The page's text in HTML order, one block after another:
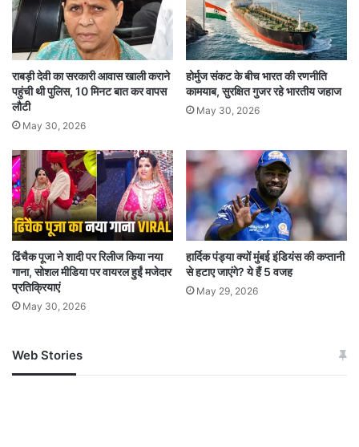
बांग्लादेश की पूर्व पीएम शेख हसीना अभी राजनीति संरक्षण के
तहत भारत में हैं.
बांग्लादेश में इस समय 12000 से 13000 भारतीय हैं. अभी
वहां की स्थिति इतनी भयावह नहीं है कि केंद्र सरकार वहां से
अपने नागरिकों को निकालने की मुहिम शुरू करे
राबड़ी देवी का सरकारी आवास खाली कराने
पहुंची थी पुलिस, 10 मिनट बात कर वापस
लौटी
May 30, 2026
होर्मुज संकट के बीच भारत की रणनीति
कामयाब, सुरक्षित गुजर रहे भारतीय जहाज
May 30, 2026
ढिंचैक पूजा ने शादी पर रिलीज किया नया
गाना, सोशल मीडिया पर वायरल हुईं मजेदार
प्रतिक्रियाएं
May 30, 2026
हार्दिक पंड्या क्यों मुंबई इंडियंस की कप्तानी
से हटाए जाएंगे? ये हैं 5 वजह
May 29, 2026
Web Stories
जम्मू-कश्मीर में बारिश से
अपडेट
खाई में धक्का… आरोपियों ने